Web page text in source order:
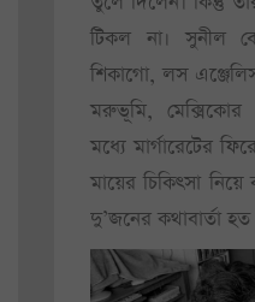
টিকল না। সুনীল
শিকাগো, লস
মরুভূমি, মেক্সিকোর
মধ্যে মার্গারেটের
মায়ের চিকিৎসা নিয়ে
দু’জনের কথাবার্তা